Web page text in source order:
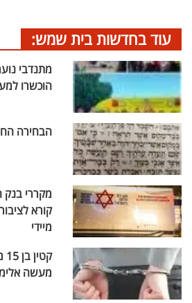
עוד בחדשות בית שמש:
מתנדבי
הוכשרו
הבחירה
מקררי
קורא
מיידי
מעשה